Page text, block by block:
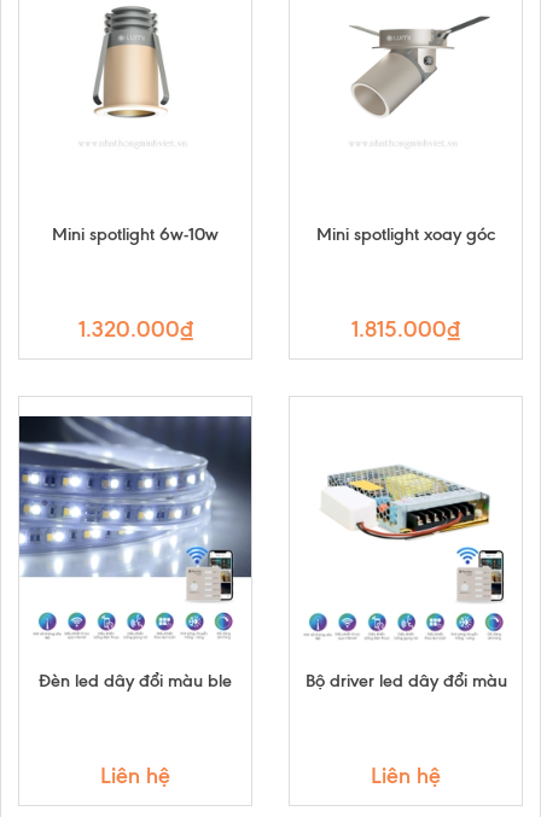
Mini spotlight 6w-10w
1.320.000₫
Mini spotlight xoay góc
1.815.000₫
Đèn led dây đổi màu ble
Liên hệ
Bộ driver led dây đổi màu
Liên hệ